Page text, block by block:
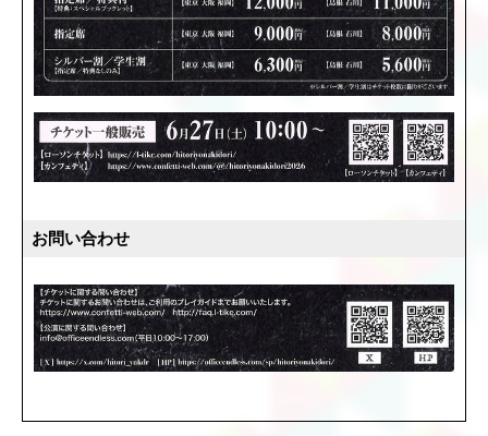
お問い合わせ